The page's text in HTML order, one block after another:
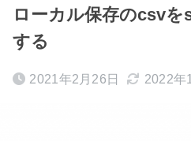
ローカル保存のcsvを
する
2021年2月26日 2022年